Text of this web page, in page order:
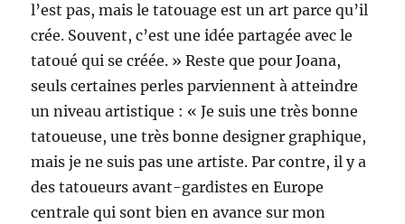
l’est pas, mais le tatouage est un art parce qu’il
crée. Souvent, c’est une idée partagée avec le
tatoué qui se créée. » Reste que pour Joana,
seuls certaines perles parviennent à atteindre
un niveau artistique : « Je suis une très bonne
tatoueuse, une très bonne designer graphique,
mais je ne suis pas une artiste. Par contre, il y a
des tatoueurs avant-gardistes en Europe
centrale qui sont bien en avance sur mon